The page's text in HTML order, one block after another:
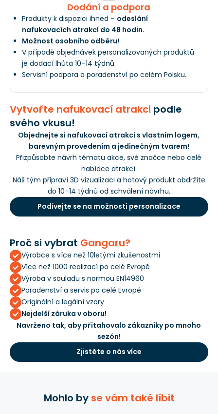
Dodání a podpora
Produkty k dispozici ihned – odeslání
nafukovacích atrakcí do 48 hodin.
Možnost osobního odběru!
V případě objednávek personalizovaných produktů
je dodací lhůta 10–14 týdnů.
Servisní podpora a poradenství po celém Polsku.
Vytvořte nafukovací atrakci podle
svého vkusu!
Objednejte si nafukovací atrakci s vlastním logem,
barevným provedením a jedinečným tvarem!
Přizpůsobte návrh tématu akce, své značce nebo celé
nabídce atrakcí.
Náš tým připraví 3D vizualizaci a hotový produkt obdržíte
do 10–14 týdnů od schválení návrhu.
Podívejte se na možnosti personalizace
Proč si vybrat Gangaru?
Výrobce s více než 10letými zkušenostmi
Více než 1000 realizací po celé Evropě
Výroba v souladu s normou EN14960
Poradenství a servis po celé Evropě
Originální a legální vzory
Nejdelší záruka v oboru!
Navrženo tak, aby přitahovalo zákazníky po mnoho
sezón!
Zjistěte o nás více
Mohlo by se vám také líbit